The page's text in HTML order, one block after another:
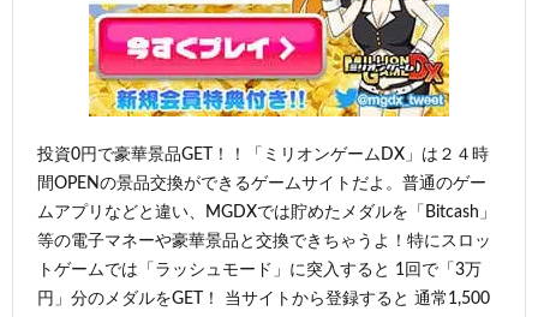
投資0円で豪華景品GET！！「ミリオンゲームDX」は２４時
間OPENの景品交換ができるゲームサイトだよ。普通のゲー
ムアプリなどと違い、MGDXでは貯めたメダルを「Bitcash」
等の電子マネーや豪華景品と交換できちゃうよ！特にスロッ
トゲームでは「ラッシュモード」に突入すると 1回で「3万
円」分のメダルをGET！ 当サイトから登録すると 通常1,500